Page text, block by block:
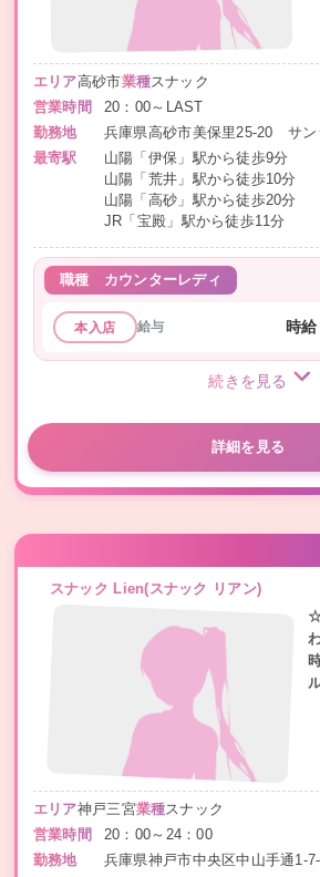
エリア高砂市業種スナック
営業時間
20：00～LAST
勤務地
兵庫県高砂市美保里25-20 サン
最寄駅
山陽「伊保」駅から徒歩9分
山陽「荒井」駅から徒歩10分
山陽「高砂」駅から徒歩20分
JR「宝殿」駅から徒歩11分
職種 カウンターレディ
本入店 給与 時
続きを見る
詳細を見る
スナック Lien(スナック リアン)
☆
エリア神戸三宮業種スナック
営業時間
20：00～24：00
勤務地
兵庫県神戸市中央区中山手通1-